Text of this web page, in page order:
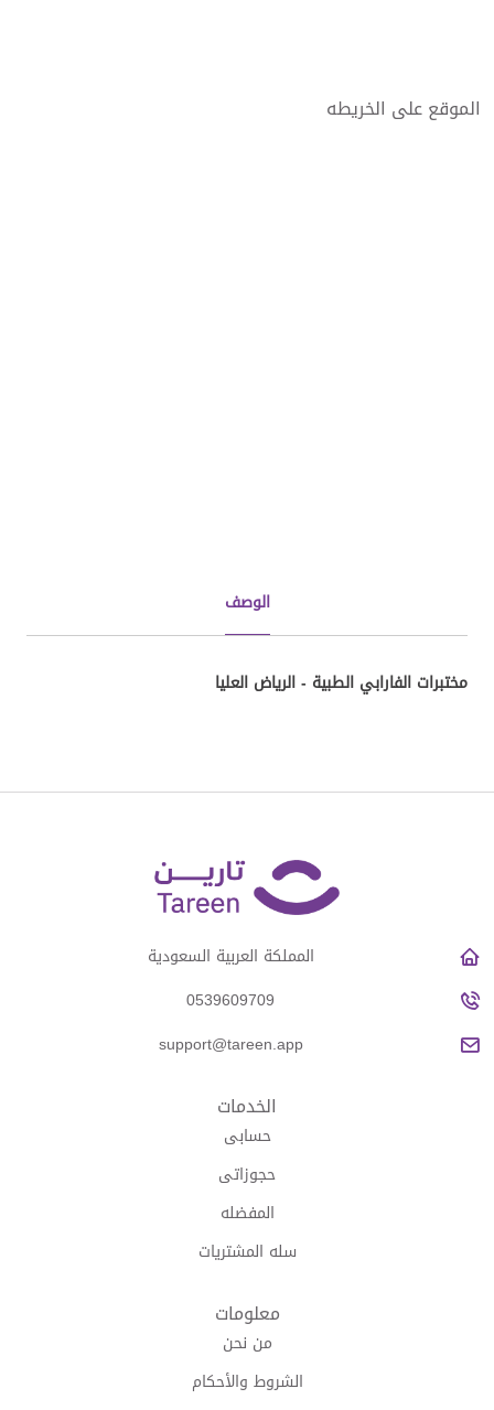
الموقع على الخريطه
الوصف
مختبرات الفارابي الطبية - الرياض العليا
المملكة العربية السعودية
0539609709
support@tareen.app
الخدمات
حسابى
حجوزاتى
المفضله
سله المشتريات
معلومات
من نحن
الشروط والأحكام